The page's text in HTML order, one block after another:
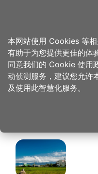
首页 > 想去的地方 > 美食、购
俪恩国际
心乐意) 周
本网站使用 Cookies 等
有助于为您提供更佳的体
同意我们的 Cookie 使用
动侦测服务，建议您允许
及使用此智慧化服务。